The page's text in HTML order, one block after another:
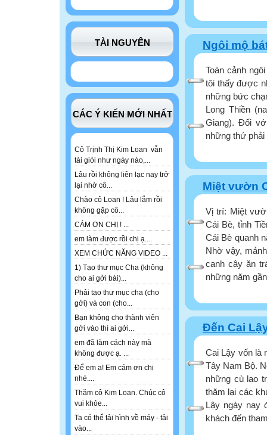
TÀI NGUYÊN
CÁC Ý KIẾN MỚI NHẤT
Cô Trịnh Thị Kim Loan vẫn
tài giỏi như ngày nào,...
Lâu rồi không liên lạc nay trở
lại nhờ cô...
Chào cô Loan ! Lâu lắm rồi
không gặp cô...
CÁM ƠN CHỊ ! ...
em làm được rồi chị ạ....
XEM CHỨC NĂNG VIDEO ...
1) Tạo thư mục Cha (không
cho ai gởi bài)...
Phải tạo thư mục cha (cho
gởi) và con (cho...
Bạn không cho thành viên
gởi vào thì ai gởi...
em đã làm cách này mà
không được ạ. ...
Để em ạ! Em cám ơn chị
nhé....
Thăm cô Kim Loan. Chúc cô
vui khỏe...
Ta có thể tải hình về máy - tải
vào...
Ngôi mộ
Toàn cảnh
tôi thấy được
những bức
Long Thiền
Giang). Đối
những thứ
Miệt vườn
Vị trí: Miệt
Cái Bè, tỉnh
Cái Bè quanh
Nhờ vậy,
canh cây ăn
những năm
Đến Cai
Cai Lậy vốn là
Tây Nam Bộ.
những cù lao
thăm lại các
Lậy ngày nay
khách đến